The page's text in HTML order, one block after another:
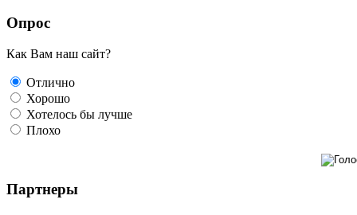
Опрос
Как Вам наш сайт?
Отлично
Хорошо
Хотелось бы лучше
Плохо
Партнеры